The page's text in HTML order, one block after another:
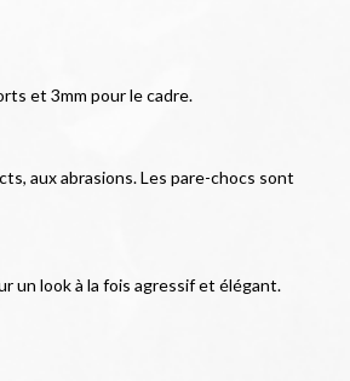
et 3mm pour le cadre.
aux abrasions. Les pare-chocs sont
un look à la fois agressif et élégant.